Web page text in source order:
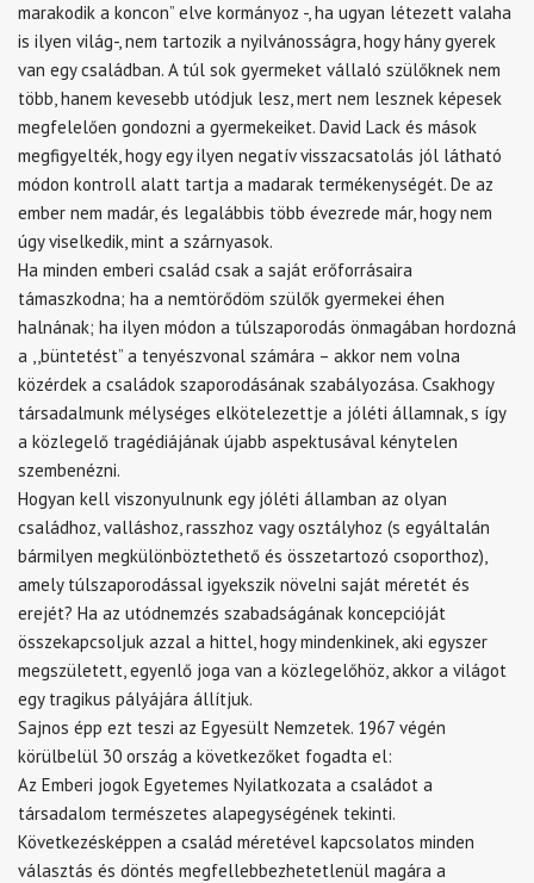
marakodik a koncon” elve kormányoz -, ha ugyan létezett valaha
is ilyen világ-, nem tartozik a nyilvánosságra, hogy hány gyerek
van egy családban. A túl sok gyermeket vállaló szülőknek nem
több, hanem kevesebb utódjuk lesz, mert nem lesznek képesek
megfelelően gondozni a gyermekeiket. David Lack és mások
megfigyelték, hogy egy ilyen negatív visszacsatolás jól látható
módon kontroll alatt tartja a madarak termékenységét. De az
ember nem madár, és legalábbis több évezrede már, hogy nem
úgy viselkedik, mint a szárnyasok.
Ha minden emberi család csak a saját erőforrásaira
támaszkodna; ha a nemtörődöm szülők gyermekei éhen
halnának; ha ilyen módon a túlszaporodás önmagában hordozná
a ,,büntetést” a tenyészvonal számára – akkor nem volna
közérdek a családok szaporodásának szabályozása. Csakhogy
társadalmunk mélységes elkötelezettje a jóléti államnak, s így
a közlegelő tragédiájának újabb aspektusával kénytelen
szembenézni.
Hogyan kell viszonyulnunk egy jóléti államban az olyan
családhoz, valláshoz, rasszhoz vagy osztályhoz (s egyáltalán
bármilyen megkülönböztethető és összetartozó csoporthoz),
amely túlszaporodással igyekszik növelni saját méretét és
erejét? Ha az utódnemzés szabadságának koncepcióját
összekapcsoljuk azzal a hittel, hogy mindenkinek, aki egyszer
megszületett, egyenlő joga van a közlegelőhöz, akkor a világot
egy tragikus pályájára állítjuk.
Sajnos épp ezt teszi az Egyesült Nemzetek. 1967 végén
körülbelül 30 ország a következőket fogadta el:
Az Emberi jogok Egyetemes Nyilatkozata a családot a
társadalom természetes alapegységének tekinti.
Következésképpen a család méretével kapcsolatos minden
választás és döntés megfellebbezhetetlenül magára a